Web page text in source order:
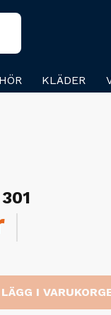
KLÄDER
LÄGG I